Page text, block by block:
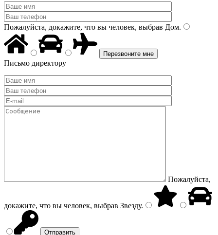
Пожалуйста, докажите, что вы человек, выбрав Дом.
Письмо директору
Пожалуйста,
докажите, что вы человек, выбрав Звезду.